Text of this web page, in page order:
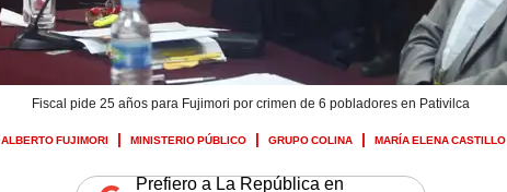
Fiscal pide 25 años para Fujimori por crimen de 6 pobladores en Pativilca
ALBERTO FUJIMORI MINISTERIO PÚBLICO GRUPO COLINA MARÍA ELENA CASTILLO
Prefiero a La República en